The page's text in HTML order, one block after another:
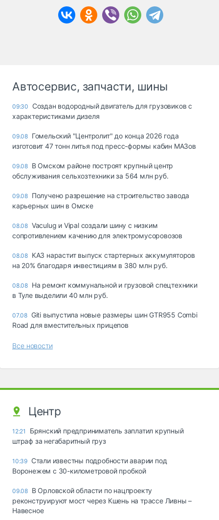
Автосервис, запчасти, шины
09:30
Создан водородный двигатель для грузовиков с
характеристиками дизеля
09.08 Гомельский "Центролит" до конца 2026 года
изготовит 47 тонн литья под пресс-формы кабин МАЗов
09.08 В Омском районе построят крупный центр
обслуживания сельхозтехники за 564 млн руб.
09.08 Получено разрешение на строительство завода
карьерных шин в Омске
08.08 Vaculug и Vipal создали шину с низким
сопротивлением качению для электромусоровозов
08.08 КАЗ нарастит выпуск стартерных аккумуляторов
на 20% благодаря инвестициям в 380 млн руб.
08.08 На ремонт коммунальной и грузовой спецтехники
в Туле выделили 40 млн руб.
07.08 Giti выпустила новые размеры шин GTR955 Combi
Road для вместительных прицепов
Все новости
Центр
12:21
Брянский предприниматель заплатил крупный
штраф за негабаритный груз
10:39 Стали известны подробности аварии под
Воронежем с 30-километровой пробкой
09.08 В Орловской области по нацпроекту
реконструируют мост через Кшень на трассе Ливны –
Навесное